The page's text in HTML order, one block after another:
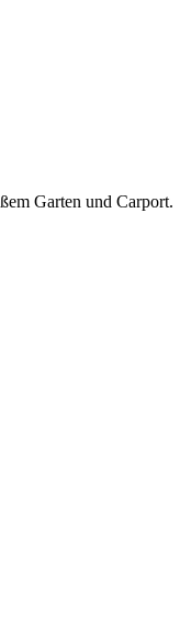
Garten und Carport.